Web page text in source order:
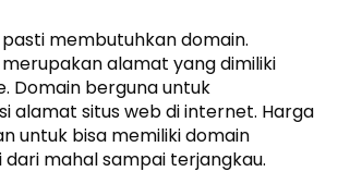
membutuhkan domain.
alamat yang dimiliki
Domain berguna untuk
alamat situs web di internet. Harga
untuk bisa memiliki domain
mahal sampai terjangkau.